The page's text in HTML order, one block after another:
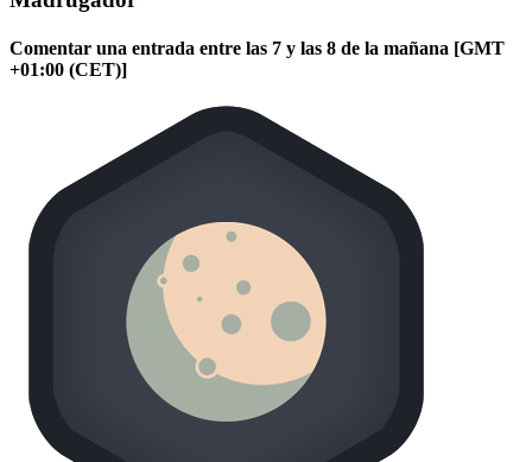
Comentar una entrada entre las 7 y las 8 de la mañana [GMT
+01:00 (CET)]